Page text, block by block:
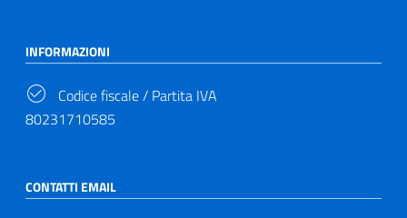
INFORMAZIONI
Codice fiscale / Partita IVA
80231710585
CONTATTI EMAIL